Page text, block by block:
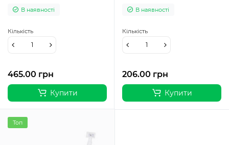
В наявності
465.00 грн
Кількість
Купити
В наявності
206.00 грн
Кількість
Купити
Топ